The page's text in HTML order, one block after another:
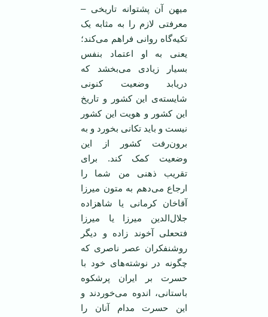
میهن آن پشتوانه تاریخی –
معرفتی لازم را به مثابه یک
تکیه‌گاه روانی فراهم می‌کند؛
یعنی به او اعتماد بنفس
بسیار زیادی می‌بخشد که
دریابد وضعیت کنونی
شایسته‌ی این کشور و تاریخ
این کشور و هویت این کشور
نیست و باید تکانی بخورد و به
برون‌رفت کشور از این
وضعیت کمک کند. برای
تقریب ذهنی من شما را
ارجاع می‌دهم به متون میرزا
آقاخان کرمانی یا شاهزاده
جلال‌الدین میرزا یا میرزا
فتحعلی آخوند زاده و دیگر
روشنفکران عصر ناصری که
چگونه در نوشته‌های خود با
حسرت بر ایران پرشکوه
باستانی، اندوه می‌خوردند و
این حسرت مدام آنان را